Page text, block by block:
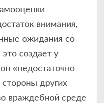
внимания,
ожидания со
создает у
«недостаточно
других
враждебной среде